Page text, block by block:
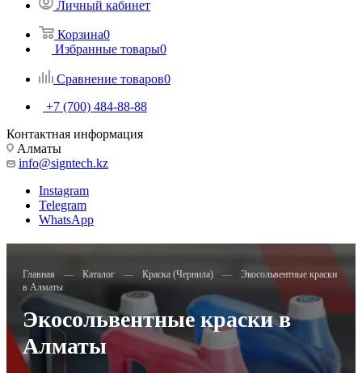
Личный кабинет
Корзина0
Избранные товары0
Сравнение товаров0
+7 (700) 484-88-88
Контактная информация
Алматы
info@signtech.kz
Instagram
Telegram
WhatsApp
Главная — Каталог — Краска (Чернила) —
Экосольвентные краски
в Алматы
Экосольвентные краски в
Алматы